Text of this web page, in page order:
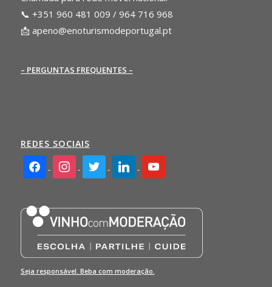
📞 +351 960 481 009 / 964 716 968
📩 apeno@enoturismodeportugal.pt
– PERGUNTAS FREQUENTES –
REDES SOCIAIS
facebook2instagramtwitter linkedin youtube
Seja responsável. Beba com moderação.